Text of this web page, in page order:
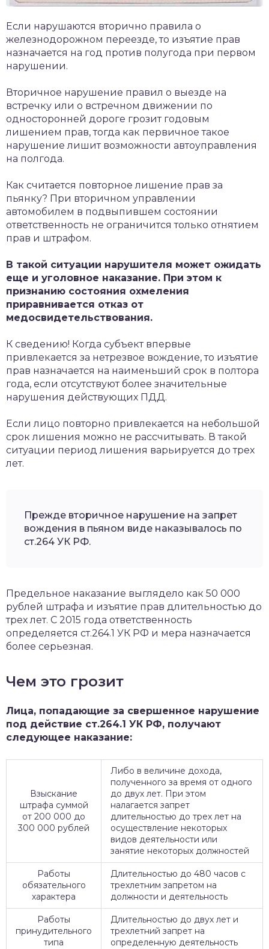
Если нарушаются вторично правила о
железнодорожном переезде, то изъятие прав
назначается на год против полугода при первом
нарушении.
Вторичное нарушение правил о выезде на
встречку или о встречном движении по
односторонней дороге грозит годовым
лишением прав, тогда как первичное такое
нарушение лишит возможности автоуправления
на полгода.
Как считается повторное лишение прав за
пьянку? При вторичном управлении
автомобилем в подвыпившем состоянии
ответственность не ограничится только отнятием
прав и штрафом.
В такой ситуации нарушителя может ожидать
еще и уголовное наказание. При этом к
признанию состояния охмеления
приравнивается отказ от
медосвидетельствования.
К сведению! Когда субъект впервые
привлекается за нетрезвое вождение, то изъятие
прав назначается на наименьший срок в полтора
года, если отсутствуют более значительные
нарушения действующих ПДД.
Если лицо повторно привлекается на небольшой
срок лишения можно не рассчитывать. В такой
ситуации период лишения варьируется до трех
лет.
Прежде вторичное нарушение на запрет
вождения в пьяном виде наказывалось по
ст.264 УК РФ.
Предельное наказание выглядело как 50 000
рублей штрафа и изъятие прав длительностью до
трех лет. С 2015 года ответственность
определяется ст.264.1 УК РФ и мера назначается
более серьезная.
Чем это грозит
Лица, попадающие за свершенное нарушение
под действие ст.264.1 УК РФ, получают
следующее наказание:
Взыскание
штрафа суммой
от 200 000 до
300 000 рублей
Либо в величине дохода,
полученного за время от одного
до двух лет. При этом
налагается запрет
длительностью до трех лет на
осуществление некоторых
видов деятельности или
занятие некоторых должностей
Работы
обязательного
характера
Длительностью до 480 часов с
трехлетним запретом на
должности и деятельность
Работы
принудительного
типа
Длительностью до двух лет и
трехлетний запрет на
определенную деятельность